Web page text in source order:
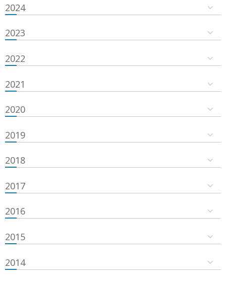
2024
2023
2022
2021
2020
2019
2018
2017
2016
2015
2014